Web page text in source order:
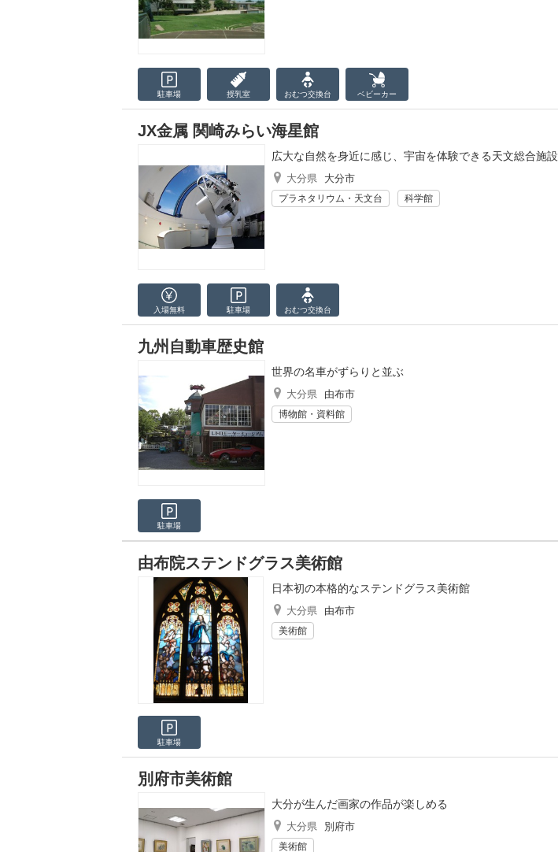
駐車場 授乳室 おむつ交換台 ベビーカー
JX金属 関崎みらい海星館
広大な自然を身近に感じ、宇宙を体験できる天文総合施設
大分県 大分市
プラネタリウム・天文台 科学館
入場無料 駐車場 おむつ交換台
九州自動車歴史館
世界の名車がずらりと並ぶ
大分県 由布市
博物館・資料館
駐車場
由布院ステンドグラス美術館
日本初の本格的なステンドグラス美術館
大分県 由布市
美術館
駐車場
別府市美術館
大分が生んだ画家の作品が楽しめる
大分県 別府市
美術館